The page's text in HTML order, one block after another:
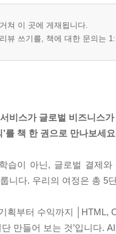
기
개발 환경 구축하기
티 설치하기
구를 활용한 바이브 디자인
디자인 AI
AI
생성하기
생성하기
데이터 기반 제품 성장 전
쳐 이 곳에 게재됩니다.
뷰 쓰기를, 책에 대한 문의는
비스가 글로벌 비즈니스
를 책 한 권으로 만나보세요
습이 아닌, 글로벌 결제
니다. 우리의 여정은 총 5
획부터 수익까지 │HTML,
만들어 보는 것’입니다.